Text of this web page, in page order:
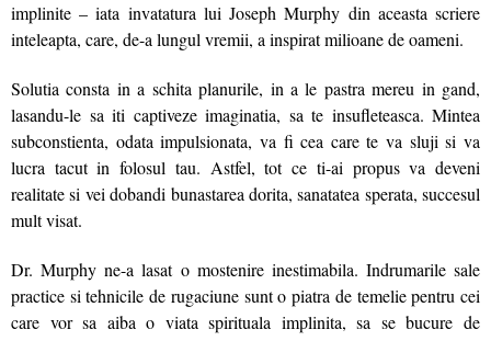
implinite – iata invatatura lui Joseph Murphy din aceasta scriere
inteleapta, care, de-a lungul vremii, a inspirat milioane de oameni.
Solutia consta in a schita planurile, in a le pastra mereu in gand,
lasandu-le sa iti captiveze imaginatia, sa te insu­fleteasca. Mintea
subconstienta, odata impulsionata, va fi cea care te va sluji si va
lucra tacut in folosul tau. Astfel, tot ce ti-ai propus va deveni
realitate si vei dobandi bunastarea dorita, sanatatea sperata, succesul
mult visat.
Dr. Murphy ne-a lasat o mostenire inestimabila. Indrumarile sale
practice si tehnicile de rugaciune sunt o piatra de temelie pentru cei
care vor sa aiba o viata spirituala implinita, sa se bucure de